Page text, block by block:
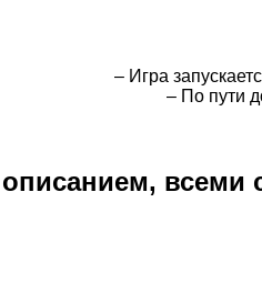
– Игра
– По пути